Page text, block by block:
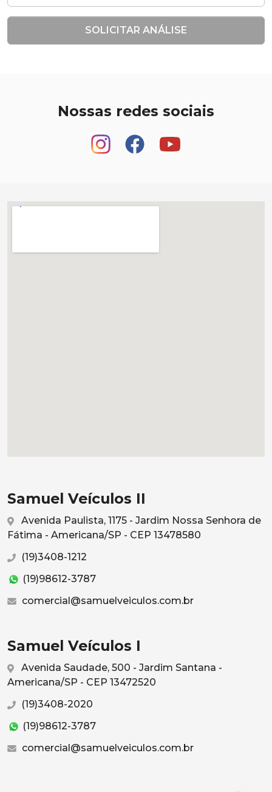
SOLICITAR ANÁLISE
Nossas redes sociais
Samuel Veículos II
Avenida Paulista, 1175 - Jardim Nossa Senhora de
Fátima - Americana/SP - CEP 13478580
(19)3408-1212
(19)98612-3787
comercial@samuelveiculos.com.br
Samuel Veículos I
Avenida Saudade, 500 - Jardim Santana -
Americana/SP - CEP 13472520
(19)3408-2020
(19)98612-3787
comercial@samuelveiculos.com.br